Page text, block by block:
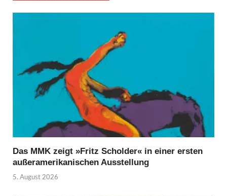
Das MMK zeigt »Fritz Scholder« in einer ersten
außeramerikanischen Ausstellung
5. August 2026